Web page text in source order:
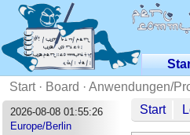
Start· Board · Anwendungen/
2026-08-08 01:55:26
Europe/Berlin
Start